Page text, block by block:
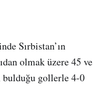
Sırbistan’ın
olmak üzere 45 ve
bulduğu gollerle 4-0